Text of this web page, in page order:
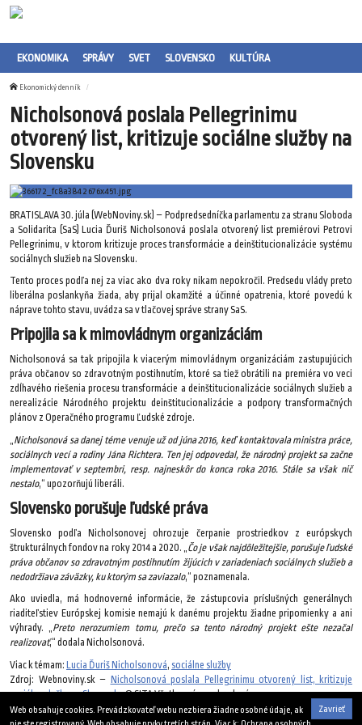
EKONOMIKA SPRÁVY SVET SLOVENSKO KULTÚRA
Ekonomický denník
Nicholsonová poslala Pellegrinimu
otvorený list, kritizuje sociálne služby na
Slovensku
BRATISLAVA 30. júla (WebNoviny.sk) – Podpredsedníčka parlamentu za stranu Sloboda
a Solidarita (SaS) Lucia Ďuriš Nicholsonová poslala otvorený list premiérovi Petrovi
Pellegrinimu, v ktorom kritizuje proces transformácie a deinštitucionalizácie systému
sociálnych služieb na Slovensku.
Tento proces podľa nej za viac ako dva roky nikam nepokročil. Predsedu vlády preto
liberálna poslankyňa žiada, aby prijal okamžité a účinné opatrenia, ktoré povedú k
náprave tohto stavu, uvádza sa v tlačovej správe strany SaS.
Pripojila sa k mimovládnym organizáciám
Nicholsonová sa tak pripojila k viacerým mimovládnym organizáciám zastupujúcich
práva občanov so zdravotným postihnutím, ktoré sa tiež obrátili na premiéra vo veci
zdĺhavého riešenia procesu transformácie a deinštitucionalizácie sociálnych služieb a
nerealizácie Národného projektu deinštitucionalizácie a podpory transformačných
plánov z Operačného programu Ľudské zdroje.
Nicholsonová sa danej téme venuje už od júna 2016, keď kontaktovala ministra práce,
sociálnych vecí a rodiny Jána Richtera. Ten jej odpovedal, že národný projekt sa začne
implementovať v septembri, resp. najneskôr do konca roka 2016. Stále sa však nič
nestalo,“ upozorňujú liberáli.
Slovensko porušuje ľudské práva
Slovensko podľa Nicholsonovej ohrozuje čerpanie prostriedkov z európskych
štrukturálnych fondov na roky 2014 a 2020. „ Čo je však najdôležitejšie, porušuje ľudské
práva občanov so zdravotným postihnutím žijúcich v zariadeniach sociálnych služieb a
nedodržiava záväzky, ku ktorým sa zaviazalo,“ poznamenala.
Ako uviedla, má hodnoverné informácie, že zástupcovia príslušných generálnych
riaditeľstiev Európskej komisie nemajú k danému projektu žiadne pripomienky a ani
výhrady. „Preto nerozumiem tomu, prečo sa tento národný projekt ešte nezačal
realizovať,“ dodala Nicholsonová.
Viac k témam: Lucia Ďuriš Nicholsonová, sociálne služby
Zdroj: Webnoviny.sk – Nicholsonová poslala Pellegrinimu otvorený list, kritizuje
sociálne služby na Slovensku© SITA Všetky práva vyhradené.
30. júla 2018
Zavrieť
Web obsahuje cookies. Prevádzkovateľ webu nezbiera žiadne osobné údaje, ak